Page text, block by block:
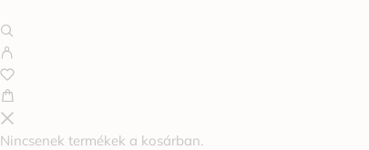
Nincsenek termékek a kosárban.